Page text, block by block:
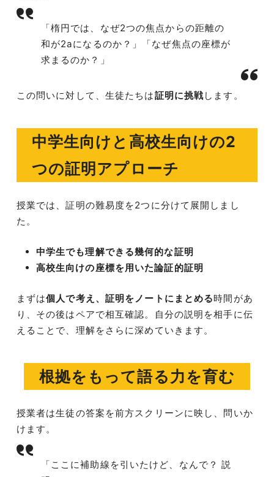
「楕円では、なぜ2つの焦点からの距離の
和が2aになるのか？」「なぜ焦点の座標が
求まるのか？」
この問いに対して、生徒たちは証明に挑戦します。
中学生向けと高校生向けの2
つの証明アプローチ
授業では、証明の難易度を2つに分けて展開しまし
た。
中学生でも理解できる幾何的な証明
高校生向けの座標を用いた論証的証明
まずは個人で考え、証明をノートにまとめる時間があ
り、その後はペアで相互確認。自分の説明を相手に伝
えることで、理解をさらに深めていきます。
根拠をもって語る力を育む
授業者は生徒の答案を前方スクリーンに映し、問いか
けます。
「ここに補助線を引いたけど、なんで？ 説